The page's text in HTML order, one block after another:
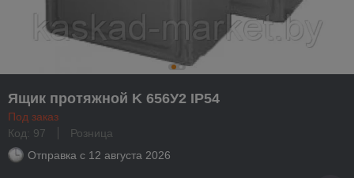
Ящик протяжной K 656У2 IP54
Под заказ
Код: 97
Розница
Отправка с 12 августа 2026